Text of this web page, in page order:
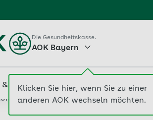
Die Gesundheitskasse.
Klicken Sie hier, wenn Sie zu einer
anderen AOK wechseln möchten.
AOK Bayern
Services Beiträge & Tarife
Bayern AOK Schulfitness